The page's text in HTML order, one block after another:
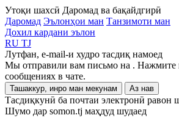
Утоқи шахсӣ Даромад ва бақайдгирӣ
Даромад Эълонҳои ман Танзимоти ман
Дохил кардани эълон
RU TJ
Лутфан, e-mail-и худро тасдиқ намоед
Мы отправили вам письмо на . Нажмите
сообщениях в чате.
Ташаккур, инро ман мекунам Аз нав
Тасдиқкунӣ ба почтаи электронӣ равон
Шумо дар somon.tj маҳдуд шудаед